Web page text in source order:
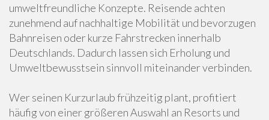
umweltfreundliche Konzepte. Reisende achten
zunehmend auf nachhaltige Mobilität und bevorzugen
Bahnreisen oder kurze Fahrstrecken innerhalb
Deutschlands. Dadurch lassen sich Erholung und
Umweltbewusstsein sinnvoll miteinander verbinden.
Wer seinen Kurzurlaub frühzeitig plant, profitiert
häufig von einer größeren Auswahl an Resorts und